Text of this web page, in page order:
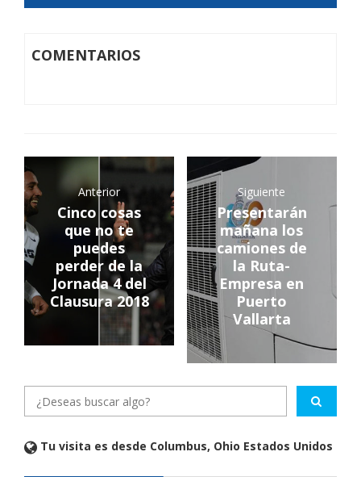
COMENTARIOS
Anterior
Cinco cosas
que no te
puedes
perder de la
Jornada 4 del
Clausura 2018
Siguiente
Presentarán
mañana los
camiones de
la Ruta-
Empresa en
Puerto
Vallarta
Tu visita es desde Columbus, Ohio Estados Unidos